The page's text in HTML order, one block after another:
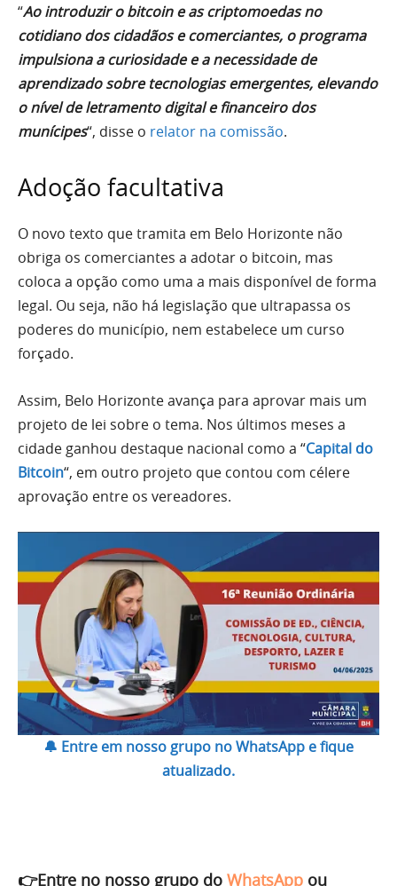
“Ao introduzir o bitcoin e as criptomoedas no
cotidiano dos cidadãos e comerciantes, o programa
impulsiona a curiosidade e a necessidade de
aprendizado sobre tecnologias emergentes, elevando
o nível de letramento digital e financeiro dos
munícipes“, disse o relator na comissão.
Adoção facultativa
O novo texto que tramita em Belo Horizonte não
obriga os comerciantes a adotar o bitcoin, mas
coloca a opção como uma a mais disponível de forma
legal. Ou seja, não há legislação que ultrapassa os
poderes do município, nem estabelece um curso
forçado.
Assim, Belo Horizonte avança para aprovar mais um
projeto de lei sobre o tema. Nos últimos meses a
cidade ganhou destaque nacional como a “Capital do
Bitcoin“, em outro projeto que contou com célere
aprovação entre os vereadores.
🔔 Entre em nosso grupo no WhatsApp e fique
atualizado.
👉Entre no nosso grupo do WhatsApp ou